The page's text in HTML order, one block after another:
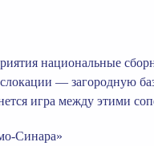
национальные
— загородную
игра между этими
Синара»